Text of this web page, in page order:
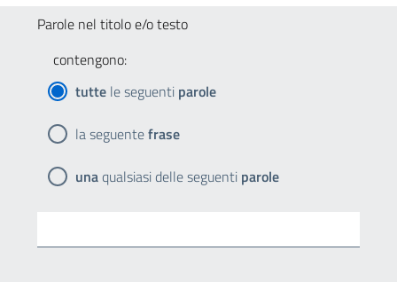
Parole nel titolo e/o testo
contengono:
tutte le seguenti parole
la seguentefrase
unaqualsiasi delle seguenti parole